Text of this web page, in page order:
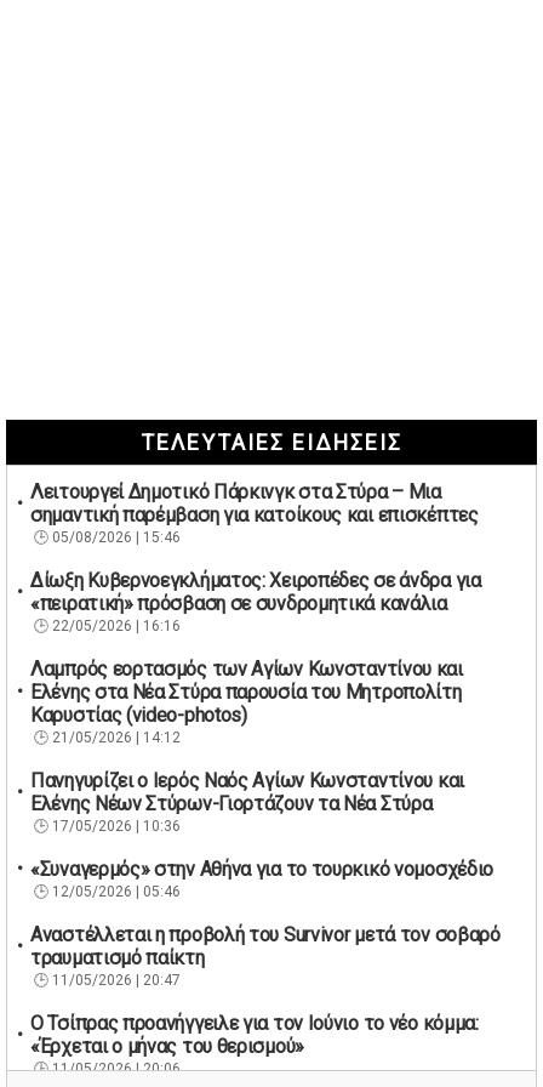
ΤΕΛΕΥΤΑΙΕΣ ΕΙΔΗΣΕΙΣ
Λειτουργεί Δημοτικό Πάρκινγκ στα Στύρα – Μια
σημαντική παρέμβαση για κατοίκους και επισκέπτες
05/08/2026 | 15:46
Δίωξη Κυβερνοεγκλήματος: Χειροπέδες σε άνδρα για
«πειρατική» πρόσβαση σε συνδρομητικά κανάλια
22/05/2026 | 16:16
Λαμπρός εορτασμός των Αγίων Κωνσταντίνου και
Ελένης στα Νέα Στύρα παρουσία του Μητροπολίτη
Καρυστίας (video-photos)
21/05/2026 | 14:12
Πανηγυρίζει ο Ιερός Ναός Αγίων Κωνσταντίνου και
Ελένης Νέων Στύρων-Γιορτάζουν τα Νέα Στύρα
17/05/2026 | 10:36
«Συναγερμός» στην Αθήνα για το τουρκικό νομοσχέδιο
12/05/2026 | 05:46
Αναστέλλεται η προβολή του Survivor μετά τον σοβαρό
τραυματισμό παίκτη
11/05/2026 | 20:47
Ο Τσίπρας προανήγγειλε για τον Ιούνιο το νέο κόμμα:
«Έρχεται ο μήνας του θερισμού»
11/05/2026 | 20:06